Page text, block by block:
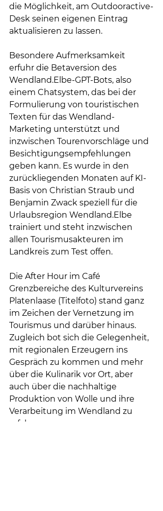
die Möglichkeit, am Outdooractive-
Desk seinen eigenen Eintrag
aktualisieren zu lassen.
Besondere Aufmerksamkeit
erfuhr die Betaversion des
Wendland.Elbe-GPT-Bots, also
einem Chatsystem, das bei der
Formulierung von touristischen
Texten für das Wendland-
Marketing unterstützt und
inzwischen Tourenvorschläge und
Besichtigungsempfehlungen
geben kann. Es wurde in den
zurückliegenden Monaten auf KI-
Basis von Christian Straub und
Benjamin Zwack speziell für die
Urlaubsregion Wendland.Elbe
trainiert und steht inzwischen
allen Tourismusakteuren im
Landkreis zum Test offen.
Die After Hour im Café
Grenzbereiche des Kulturvereins
Platenlaase (Titelfoto) stand ganz
im Zeichen der Vernetzung im
Tourismus und darüber hinaus.
Zugleich bot sich die Gelegenheit,
mit regionalen Erzeugern ins
Gespräch zu kommen und mehr
über die Kulinarik vor Ort, aber
auch über die nachhaltige
Produktion von Wolle und ihre
Verarbeitung im Wendland zu
erfahren.